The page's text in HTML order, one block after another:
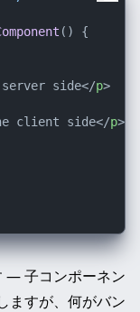
( ) {
side</p>
client side</p>
— 子コンポーネン
ますが、何がバン